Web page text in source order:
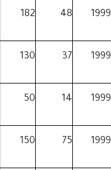
48
182
37
130
14
50
75
150